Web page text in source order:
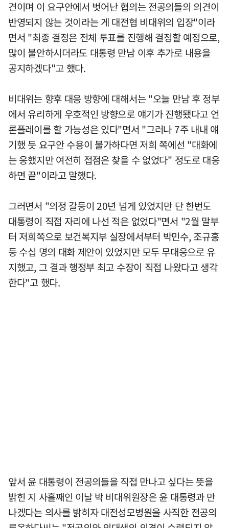
견이며 이 요구안에서 벗어난 협의는 전공의들의 의견이
반영되지 않는 것이라는 게 대전협 비대위의 입장"이라
면서 "최종 결정은 전체 투표를 진행해 결정할 예정으로,
많이 불안하시더라도 대통령 만남 이후 추가로 내용을
공지하겠다"고 했다.
비대위는 향후 대응 방향에 대해서는 "오늘 만남 후 정부
에서 유리하게 우호적인 방향으로 얘기가 진행됐다고 언
론플레이를 할 가능성은 있다"면서 "그러나 7주 내내 얘
기했 듯 요구안 수용이 불가하다면 저희 쪽에선 "대화에
는 응했지만 여전히 접점은 찾을 수 없었다" 정도로 대응
하면 끝"이라고 말했다.
그러면서 "의정 갈등이 20년 넘게 있었지만 단 한번도
대통령이 직접 자리에 나선 적은 없었다"면서 "2월 말부
터 저희쪽으로 보건복지부 실장에서부터 박민수, 조규홍
등 수십 명의 대화 제안이 있었지만 모두 무대응으로 유
지했고, 그 결과 행정부 최고 수장이 직접 나왔다고 생각
한다"고 했다.
앞서 윤 대통령이 전공의들을 직접 만나고 싶다는 뜻을
밝힌 지 사흘째인 이날 박 비대위원장은 윤 대통령과 만
나겠다는 의사를 밝히자 대전성모병원을 사직한 전공의